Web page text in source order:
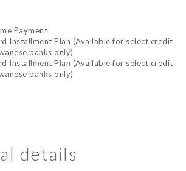
Payment
Installment Plan (Available for select credit
banks only)
Installment Plan (Available for select credit
banks only)
details